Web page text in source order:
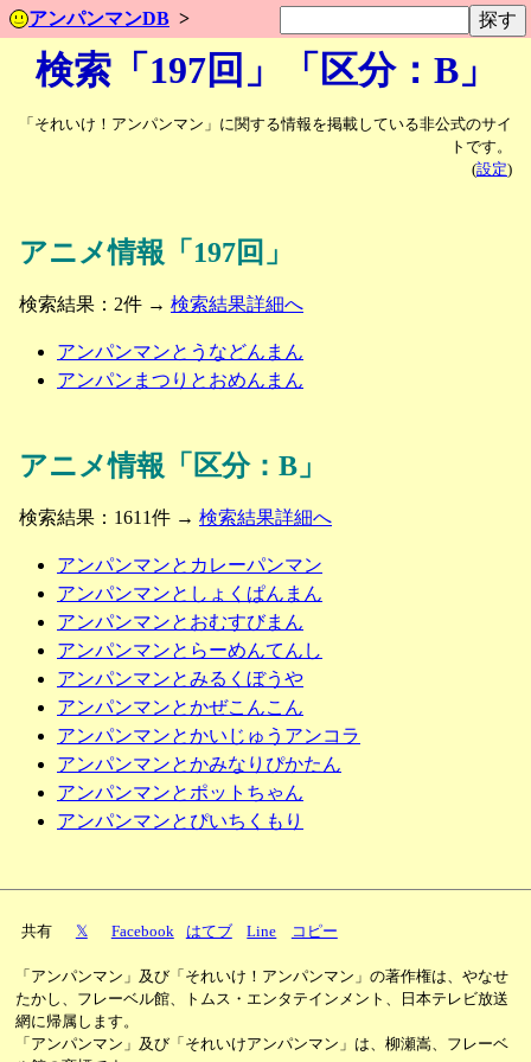
アンパンマンDB
検索「197回」「区分：B」
「それいけ！アンパンマン」に関する情報を掲載している非公式のサイ
トです。
(設定)
アニメ情報「197回」
検索結果：2件 → 検索結果詳細へ
アンパンマンとうなどんまん
アンパンまつりとおめんまん
アニメ情報「区分：B」
検索結果：1611件 → 検索結果詳細へ
アンパンマンとカレーパンマン
アンパンマンとしょくぱんまん
アンパンマンとおむすびまん
アンパンマンとらーめんてんし
アンパンマンとみるくぼうや
アンパンマンとかぜこんこん
アンパンマンとかいじゅうアンコラ
アンパンマンとかみなりぴかたん
アンパンマンとポットちゃん
アンパンマンとぴいちくもり
共有 𝕏 Facebook はてブ Line コピー
「アンパンマン」及び「それいけ！アンパンマン」の著作権は、やなせ
たかし、フレーベル館、トムス・エンタテインメント、日本テレビ放送
網に帰属します。
「アンパンマン」及び「それいけアンパンマン」は、柳瀬嵩、フレーベ